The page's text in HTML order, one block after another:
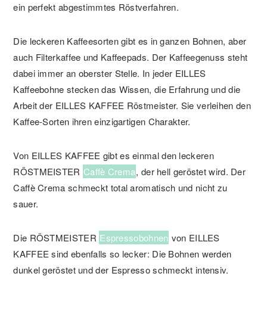
ein perfekt abgestimmtes Röstverfahren.
Die leckeren Kaffeesorten gibt es in ganzen Bohnen, aber
auch Filterkaffee und Kaffeepads. Der Kaffeegenuss steht
dabei immer an oberster Stelle. In jeder EILLES
Kaffeebohne stecken das Wissen, die Erfahrung und die
Arbeit der EILLES KAFFEE Röstmeister. Sie verleihen den
Kaffee-Sorten ihren einzigartigen Charakter.
Von EILLES KAFFEE gibt es einmal den leckeren
RÖSTMEISTER Caffè Crema, der hell geröstet wird. Der
Caffè Crema schmeckt total aromatisch und nicht zu
sauer.
Die RÖSTMEISTER Espressobohnen von EILLES
KAFFEE sind ebenfalls so lecker: Die Bohnen werden
dunkel geröstet und der Espresso schmeckt intensiv.